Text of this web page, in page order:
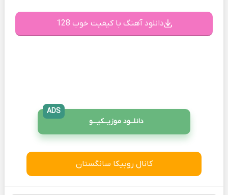
دانلود آهنگ با کیفیت خوب 128
دانلــود موزیــکیـــو
ADS
کانال روبیکا سانگستان